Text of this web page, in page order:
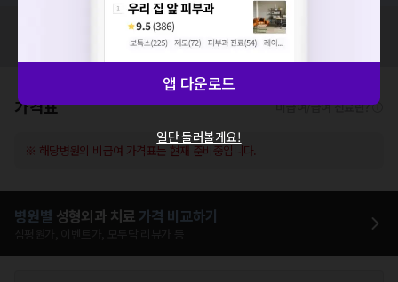
혹시 잘못된 병원정보가 있나요?
모두닥 팀에 알려주세요!
가격표 비급여/급여 진료란?
※ 해당병원의 비급여 가격표는 현재 준비중입니다.
병원별 성형외과 치료 가격 비교하기
앱 다운로드
일단 둘러볼게요!